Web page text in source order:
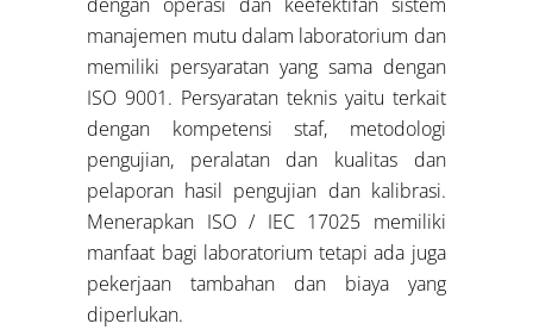
manajemen mutu dalam laboratorium dan
memiliki persyaratan yang sama dengan
ISO 9001. Persyaratan teknis yaitu terkait
dengan kompetensi staf, metodologi
pengujian, peralatan dan kualitas dan
pelaporan hasil pengujian dan kalibrasi.
Menerapkan ISO / IEC 17025 memiliki
manfaat bagi laboratorium tetapi ada juga
pekerjaan tambahan dan biaya yang
diperlukan.